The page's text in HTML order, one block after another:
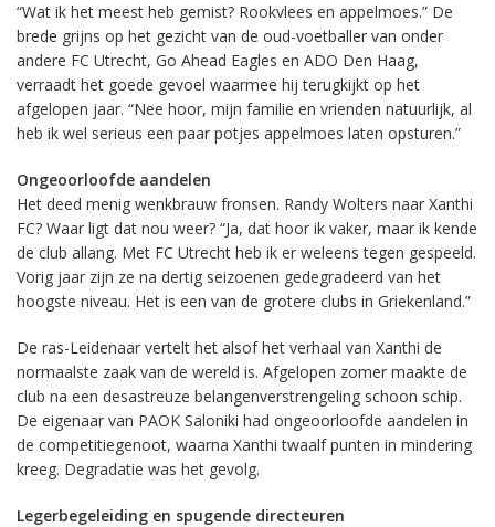
“Wat ik het meest heb gemist? Rookvlees en appelmoes.” De
brede grijns op het gezicht van de oud-voetballer van onder
andere FC Utrecht, Go Ahead Eagles en ADO Den Haag,
verraadt het goede gevoel waarmee hij terugkijkt op het
afgelopen jaar. “Nee hoor, mijn familie en vrienden natuurlijk, al
heb ik wel serieus een paar potjes appelmoes laten opsturen.”
Ongeoorloofde aandelen
Het deed menig wenkbrauw fronsen. Randy Wolters naar Xanthi
FC? Waar ligt dat nou weer? “Ja, dat hoor ik vaker, maar ik kende
de club allang. Met FC Utrecht heb ik er weleens tegen gespeeld.
Vorig jaar zijn ze na dertig seizoenen gedegradeerd van het
hoogste niveau. Het is een van de grotere clubs in Griekenland.”
De ras-Leidenaar vertelt het alsof het verhaal van Xanthi de
normaalste zaak van de wereld is. Afgelopen zomer maakte de
club na een desastreuze belangenverstrengeling schoon schip.
De eigenaar van PAOK Saloniki had ongeoorloofde aandelen in
de competitiegenoot, waarna Xanthi twaalf punten in mindering
kreeg. Degradatie was het gevolg.
Legerbegeleiding en spugende directeuren